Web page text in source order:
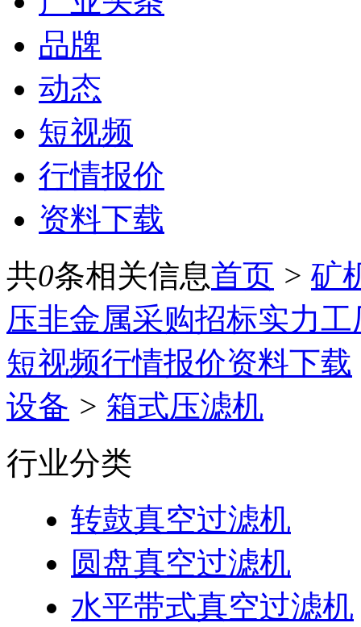
品牌
动态
短视频
行情报价
资料下载
共0条相关信息首页 > 矿
压非金属采购招标实力工
短视频行情报价资料下载
设备 > 箱式压滤机
行业分类
转鼓真空过滤机
圆盘真空过滤机
水平带式真空过滤机